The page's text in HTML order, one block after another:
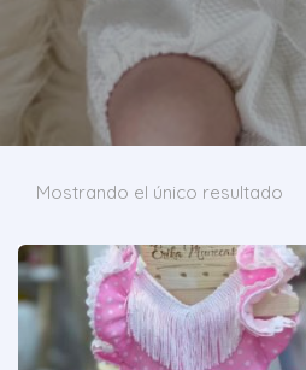
Mostrando el único resultado